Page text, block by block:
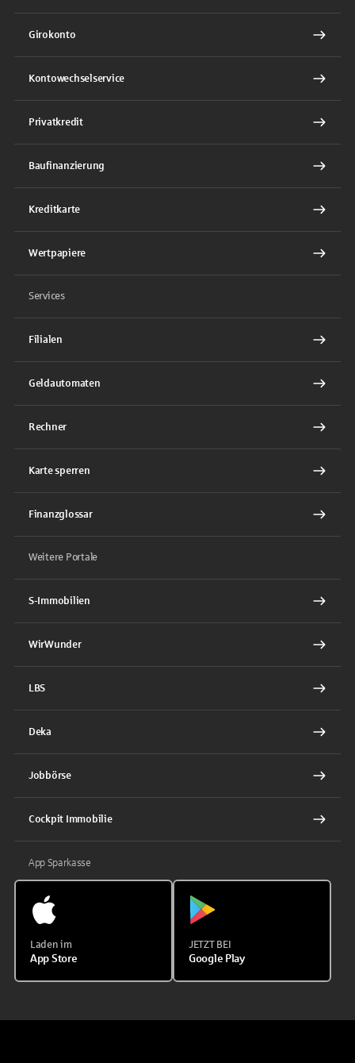
Girokonto
Kontowechselservice
Privatkredit
Baufinanzierung
Kreditkarte
Wertpapiere
Services
Filialen
Geldautomaten
Rechner
Karte sperren
Finanzglossar
Weitere Portale
S-Immobilien
WirWunder
LBS
Deka
Jobbörse
Cockpit Immobilie
App Sparkasse
Laden im
App Store
JETZT BEI
Google Play